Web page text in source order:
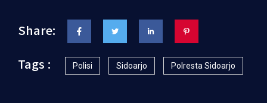
Share:
Tags :
Polisi Sidoarjo Polresta Sidoarjo